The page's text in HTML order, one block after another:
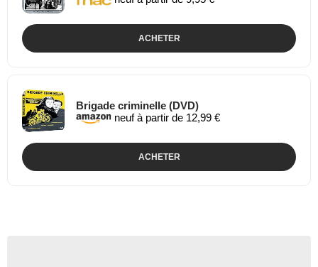
ACHETER
Brigade criminelle (DVD)
neuf à partir de 12,99 €
ACHETER